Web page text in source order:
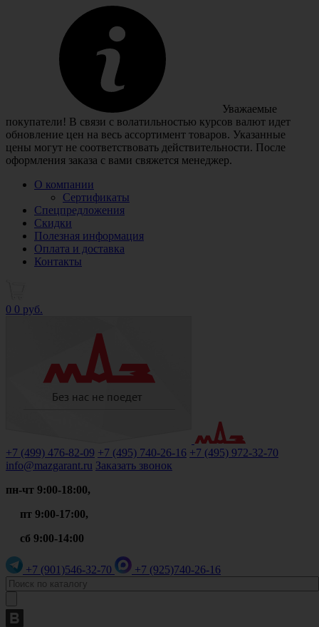
Уважаемые
покупатели! В связи с волатильностью курсов валют идет
обновление цен на весь ассортимент товаров. Указанные
цены могут не соответствовать действительности. После
оформления заказа с вами свяжется менеджер.
О компании
Сертификаты
Спецпредложения
Скидки
Полезная информация
Оплата и доставка
Контакты
0 0 руб.
+7 (499) 476-82-09 +7 (495) 740-26-16 +7 (495) 972-32-70
info@mazgarant.ru Заказать звонок
пн-чт 9:00-18:00,
пт 9:00-17:00,
сб 9:00-14:00
+7 (901)546-32-70 +7 (925)740-26-16